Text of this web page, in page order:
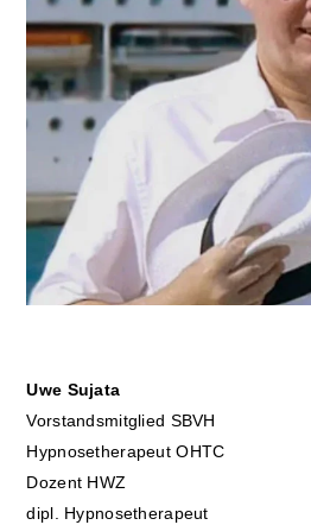
Uwe Sujata
Vorstandsmitglied SBVH
Hypnosetherapeut OHTC
Dozent HWZ
dipl. Hypnosetherapeut